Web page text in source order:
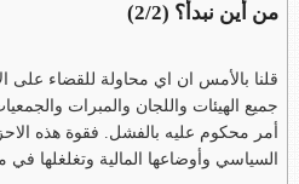
من أين نبدأ؟ (2/2)
قلنا بالأمس ان اي محاولة للقضاء على
جميع الهيئات واللجان والمبرات
أمر محكوم عليه بالفشل. فقوة هذه
السياسي وأوضاعها المالية وتغلغلها